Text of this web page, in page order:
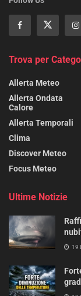
Trova per
Allerta Meteo
Allerta Ondata
Calore
Allerta Temporali
Clima
Discover Meteo
Focus Meteo
Ultime Notizie
19